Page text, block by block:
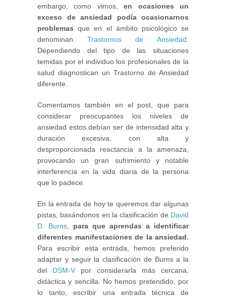
embargo, como vimos,en ocasiones un
exceso de ansiedad podía ocasionarnos
problemas que en el ámbito psicológico se
denominan Trastornos de Ansiedad.
Dependiendo del tipo de las situaciones
temidas por el individuo los profesionales de la
salud diagnostican un Trastorno de Ansiedad
diferente.
Comentamos también en el post, que para
considerar preocupantes los niveles de
ansiedad estos debían ser de intensidad alta y
duración excesiva, con alta y
desproporcionada reactancia a la amenaza,
provocando un gran sufrimiento y notable
interferencia en la vida diaria de la persona
que lo padece.
En la entrada de hoy te queremos dar algunas
pistas, basándonos en la clasificación de David
D. Burns, para que aprendas a identificar
diferentes manifestaciones de la ansiedad.
Para escribir esta entrada, hemos preferido
adaptar y seguir la clasificación de Burns a la
del DSM-V por considerarla más cercana,
didáctica y sencilla. No hemos pretendido, por
lo tanto, escribir una entrada técnica de